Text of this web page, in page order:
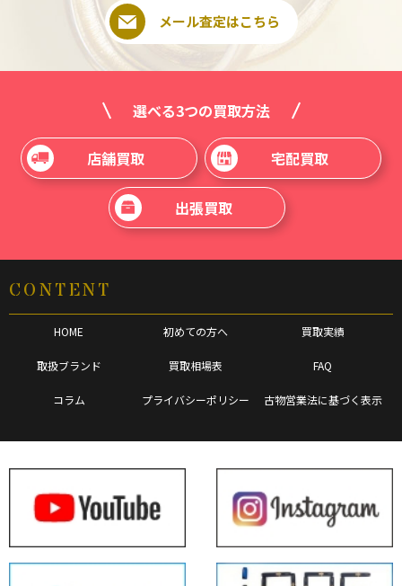
メール査定はこちら
選べる3つの買取方法
店舗買取 宅配買取
出張買取
CONTENT
HOME 初めての方へ 買取実績
取扱ブランド 買取相場表 FAQ
コラム プライバシーポリシー 古物営業法に基づく表示